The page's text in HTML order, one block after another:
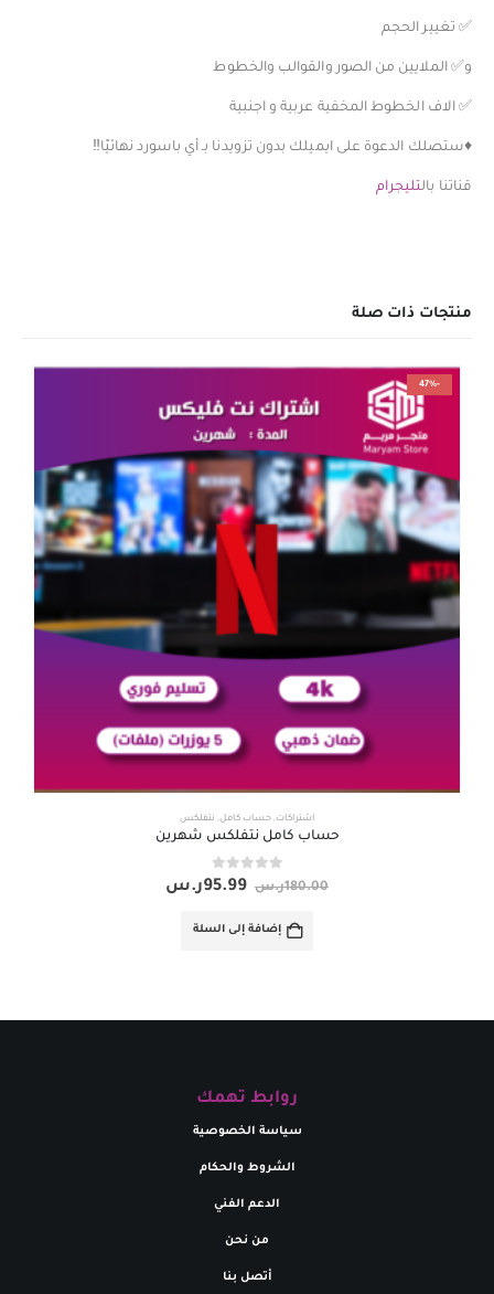
✅ تغيير الحجم
و✅ الملايين من الصور والقوالب والخطوط
✅ الاف الخطوط المخفية عربية و اجنبية
♦️ستصلك الدعوة على ايميلك بدون تزويدنا بـ أي باسورد نهائيًا‼️
قناتنا بالتليجرام
منتجات ذات صلة
-47%
اشتراكات , حساب كامل, نتفلكس
حساب كامل نتفلكس شهرين
180.00ر.س 95.99ر.س
إضافة إلى السلة
روابط تهمك
سياسة الخصوصية
الشروط والحكام
الدعم الفني
من نحن
أتصل بنا